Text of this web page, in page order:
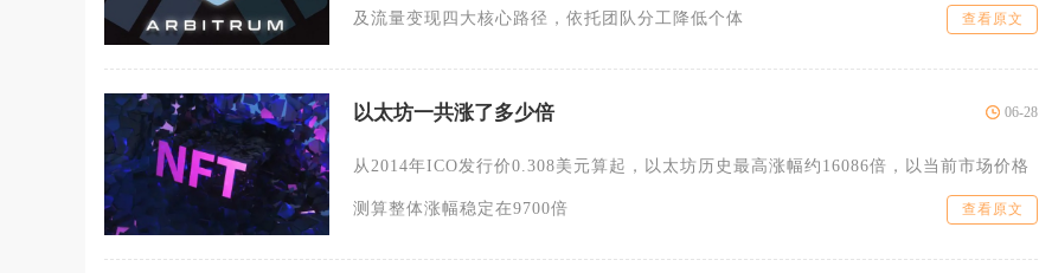
及流量变现四大核心路径，依托团队分工降低个体 查看原文
以太坊一共涨了多少倍 06-28
从2014年ICO发行价0.308美元算起，以太坊历史最高涨幅约16086倍，以当前市场价格
测算整体涨幅稳定在9700倍 查看原文